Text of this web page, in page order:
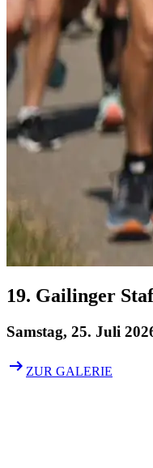
19. Gailinger
Samstag, 25. Juli
arrow_right_alt ZUR GALERIE